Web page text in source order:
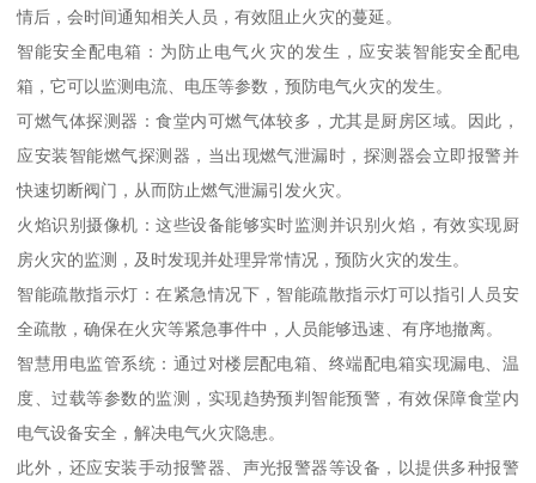
情后，会时间通知相关人员，有效阻止火灾的蔓延。
智能安全配电箱：为防止电气火灾的发生，应安装智能安全配电
箱，它可以监测电流、电压等参数，预防电气火灾的发生。
可燃气体探测器：食堂内可燃气体较多，尤其是厨房区域。因此，
应安装智能燃气探测器，当出现燃气泄漏时，探测器会立即报警并
快速切断阀门，从而防止燃气泄漏引发火灾。
火焰识别摄像机：这些设备能够实时监测并识别火焰，有效实现厨
房火灾的监测，及时发现并处理异常情况，预防火灾的发生。
智能疏散指示灯：在紧急情况下，智能疏散指示灯可以指引人员安
全疏散，确保在火灾等紧急事件中，人员能够迅速、有序地撤离。
智慧用电监管系统：通过对楼层配电箱、终端配电箱实现漏电、温
度、过载等参数的监测，实现趋势预判智能预警，有效保障食堂内
电气设备安全，解决电气火灾隐患。
此外，还应安装手动报警器、声光报警器等设备，以提供多种报警